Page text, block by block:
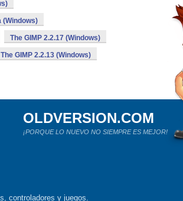
(Windows)
The GIMP 2.2.17 (Windows)
The GIMP 2.2.13 (Windows)
OLDVERSION.COM
¡PORQUE LO NUEVO NO SIEMPRE ES MEJOR!
controladores y juegos.